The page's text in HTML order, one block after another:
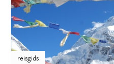
reisgids